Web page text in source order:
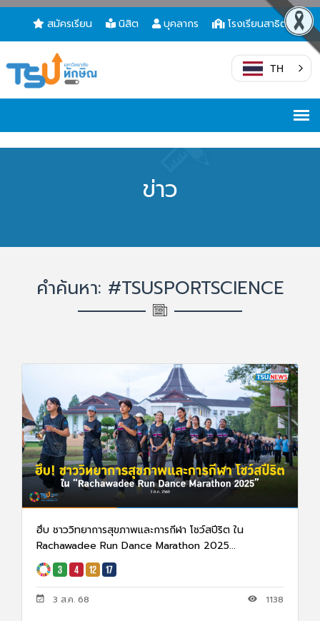
สมัครเรียน นิสิต บุคลากร โรงเรียนสาธิต
TH
ข่าว
คำค้นหา: #TSUSPORTSCIENCE
ฮึบ ชาววิทยาการสุขภาพและการกีฬา โชว์สปีริต ใน
Rachawadee Run Dance Marathon 2025...
3 ส.ค. 68 1138